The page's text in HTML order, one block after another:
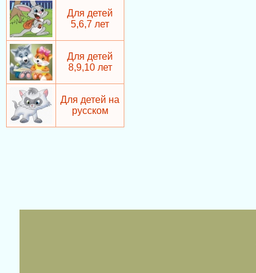
Для детей
5,6,7 лет
Для детей
8,9,10 лет
Для детей на
русском